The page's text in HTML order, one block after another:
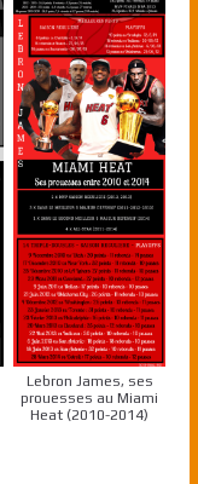
Lebron James, ses
prouesses au Miami
Heat (2010-2014)